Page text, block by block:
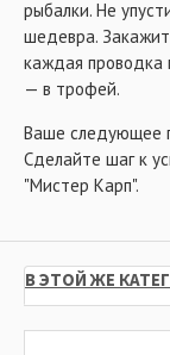
рыбалки. Не
шедевра.
каждая проводка
— в трофей.
Ваше следующее
Сделайте шаг к
"Мистер Карп".
В ЭТОЙ ЖЕ